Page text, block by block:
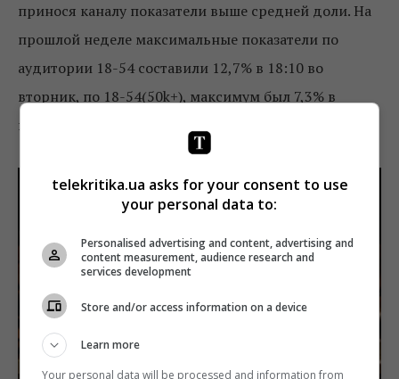
принося каналу показатели выше средней доли. На
прошлой неделе максимальные показатели по
аудитории 18-54 составили 12,7% в 18:10 во
вторник, по 18-54(50k+), максимум был 7,3% в
понедельник в 19:00.
telekritika.ua asks for your consent to use
your personal data to:
Personalised advertising and content, advertising and
content measurement, audience research and
services development
Store and/or access information on a device
Learn more
Your personal data will be processed and information from